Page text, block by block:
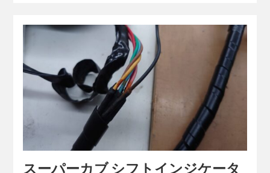
スーパーカブ シフトインジケータ